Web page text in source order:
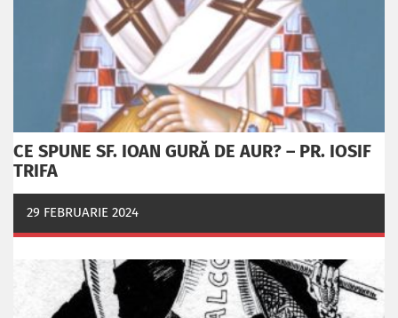
CE SPUNE SF. IOAN GURĂ DE AUR? – PR. IOSIF
TRIFA
29 FEBRUARIE 2024